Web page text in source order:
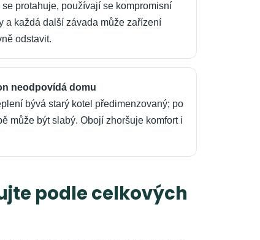
se protahuje, používají se kompromisní
a každá další závada může zařízení
odstavit.
neodpovídá domu
bývá starý kotel předimenzovaný; po
může být slabý. Obojí zhoršuje komfort i
podle celkových